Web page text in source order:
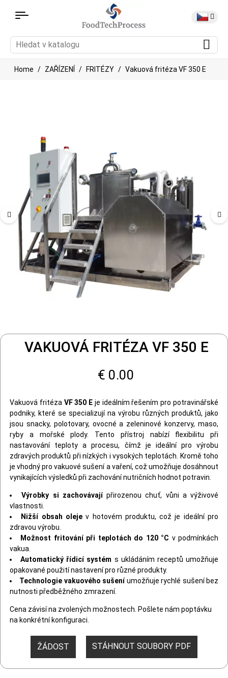
Home ZAŘÍZENÍ FRITÉZY Vakuová fritéza VF 350 E
VAKUOVÁ FRITÉZA VF 350 E
€ 0.00
Vakuová fritéza VF 350 E je ideálním řešením pro potravinářské
podniky, které se specializují na výrobu různých produktů, jako
jsou snacky, polotovary, ovocné a zeleninové konzervy, maso,
ryby a mořské plody. Tento přístroj nabízí flexibilitu při
nastavování teploty a procesu, čímž je ideální pro výrobu
zdravých produktů při nízkých i vysokých teplotách. Kromě toho
je vhodný pro vakuové sušení a vaření, což umožňuje dosáhnout
vynikajících výsledků při zachování nutričních hodnot potravin.
Výrobky si zachovávajípřirozenou chuť, vůni a výživové
vlastnosti.
Nižší obsah olejev hotovém produktu, což je ideální pro
zdravou výrobu.
Možnost fritování při teplotách do 120 °C v podmínkách
vakua.
Automatický řídicí systém s ukládáním receptů umožňuje
opakované použití nastavení pro různé produkty.
Technologie vakuového sušeníumožňuje rychlé sušení bez
nutnosti předběžného zmrazení.
Cena závisí na zvolených možnostech. Pošlete nám poptávku
na konkrétní konfiguraci.
ŽÁDOST STÁHNOUT SOUBORY PDF